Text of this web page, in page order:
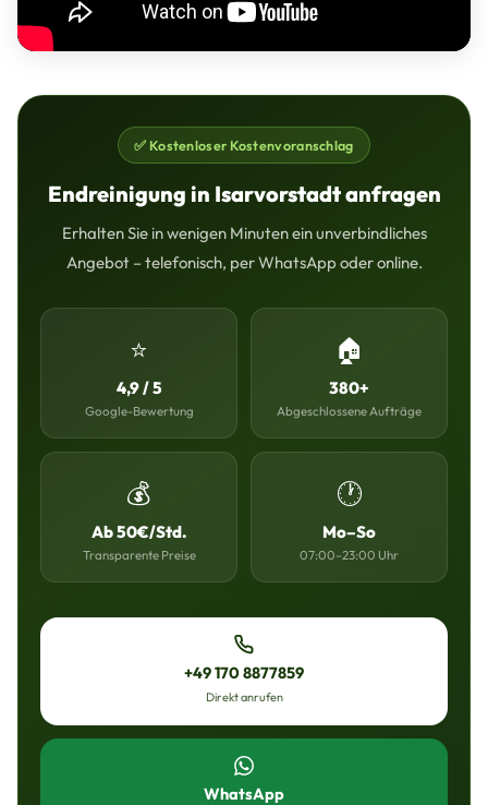
✅ Kostenloser Kostenvoranschlag
Endreinigung in Isarvorstadt anfragen
Erhalten Sie in wenigen Minuten ein unverbindliches
Angebot – telefonisch, per WhatsApp oder online.
⭐
4,9 / 5
Google-Bewertung
🏠
380+
Abgeschlossene Aufträge
💰
Ab 50€/Std.
Transparente Preise
🕐
Mo–So
07:00–23:00 Uhr
+49 170 8877859
Direkt anrufen
WhatsApp